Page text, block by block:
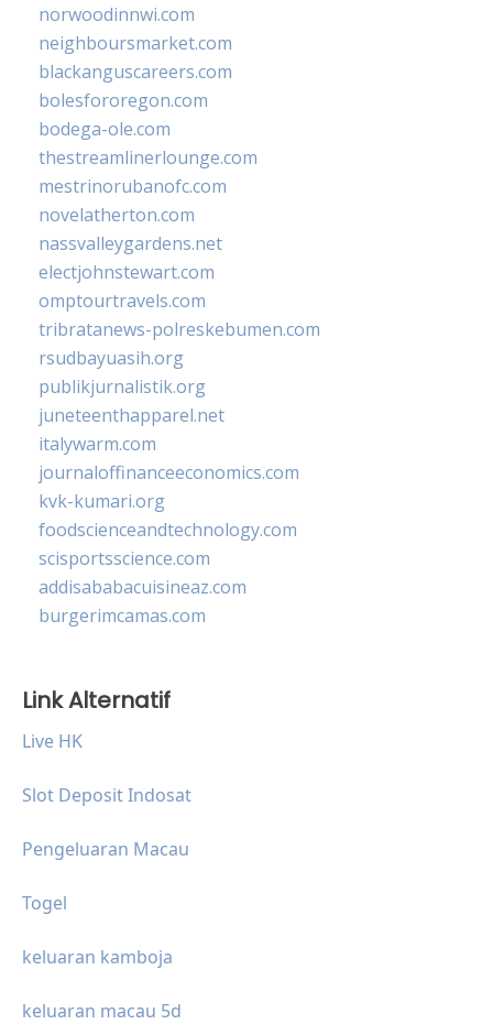
norwoodinnwi.com
neighboursmarket.com
blackanguscareers.com
bolesfororegon.com
bodega-ole.com
thestreamlinerlounge.com
mestrinorubanofc.com
novelatherton.com
nassvalleygardens.net
electjohnstewart.com
omptourtravels.com
tribratanews-polreskebumen.com
rsudbayuasih.org
publikjurnalistik.org
juneteenthapparel.net
italywarm.com
journaloffinanceeconomics.com
kvk-kumari.org
foodscienceandtechnology.com
scisportsscience.com
addisababacuisineaz.com
burgerimcamas.com
Link Alternatif
Live HK
Slot Deposit Indosat
Pengeluaran Macau
Togel
keluaran kamboja
keluaran macau 5d